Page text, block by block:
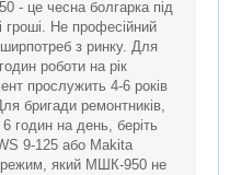
- це чесна болгарка під
гроші. Не професійний
з ринку. Для
роботи на рік
прослужить 4-6 років
бригади ремонтників,
годин на день, беріть
9-125 або Makita
який МШК-950 не